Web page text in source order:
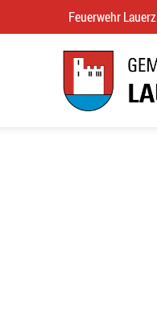
Feuerwehr Lauerz